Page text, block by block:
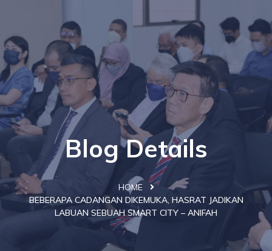
Blog Details
HOME
BEBERAPA CADANGAN DIKEMUKA, HASRAT JADIKAN
LABUAN SEBUAH SMART CITY – ANIFAH